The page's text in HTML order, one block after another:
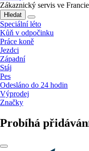
Zákaznický servis ve Francie
Hledat
Speciální léto
Kůň v odpočinku
Práce koně
Jezdci
Západní
Stáj
Pes
Odesláno do 24 hodin
Výprodej
Značky
Probíhá